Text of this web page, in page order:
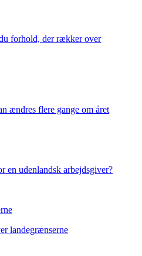
forhold, der rækker over
ændres flere gange om året
en udenlandsk arbejdsgiver?
landegrænserne